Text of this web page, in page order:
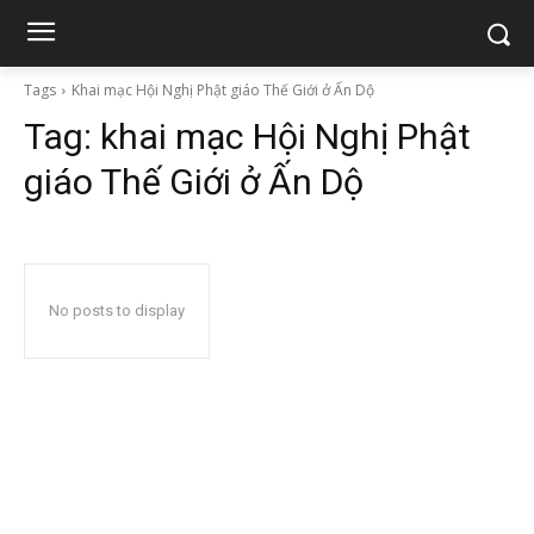
Tags Khai mạc Hội Nghị Phật giáo Thế Giới ở Ấn Dộ
Tag: khai mạc Hội Nghị Phật
giáo Thế Giới ở Ấn Dộ
No posts to display